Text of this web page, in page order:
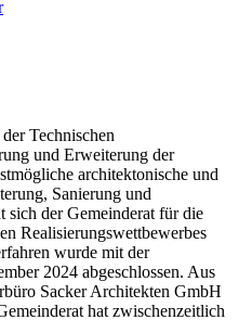
Technischen
und Erweiterung der
architektonische und
Sanierung und
sich der Gemeinderat für die
Realisierungswettbewerbes
wurde mit der
2024 abgeschlossen. Aus
Sacker Architekten GmbH
hat zwischenzeitlich